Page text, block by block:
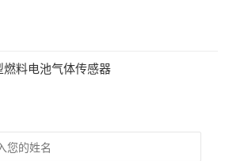
燃料电池气体传感器